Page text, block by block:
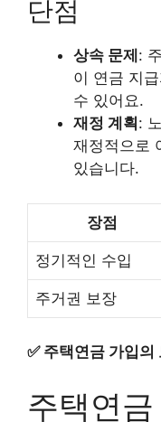
단점
상속 문제 :
이 연금 지
수 있어요.
재정 계획 :
재정적으로
있습니다.
장점
정기적인 수입
주거권 보장
✅ 주택연금 가입의
주택연